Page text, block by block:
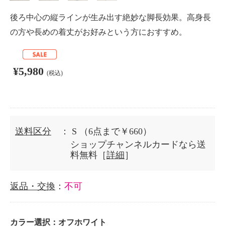
後ろ中心の縦ラインが生み出す絶妙な脚長効果。高身長
の方や長めの着丈がお好みという方におすすめ。
¥5,980 (税込)
送料区分 ： S
（6点まで￥660）
ショップチャンネルカードなら送
料無料［詳細 ］
返品・交換 ： 不可
カラー選択： オフホワイト